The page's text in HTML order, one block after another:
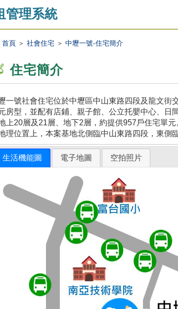
管理系統
首頁＞ 社會住宅＞ 中壢一號-住宅簡介
住宅簡介
一號社會住宅位於中壢區中山東路四段及龍文
房型，並配有店鋪、親子館、公立托嬰中心、
上20層及21層、地下2層，約提供957戶住宅單元
理位置上，本案基地北側臨中山東路四段，東側
生活機能圖 電子地圖 空拍照片